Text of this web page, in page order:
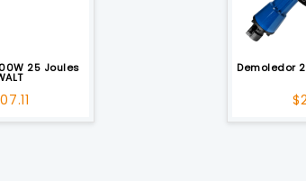
25 Joules Demoledor
$